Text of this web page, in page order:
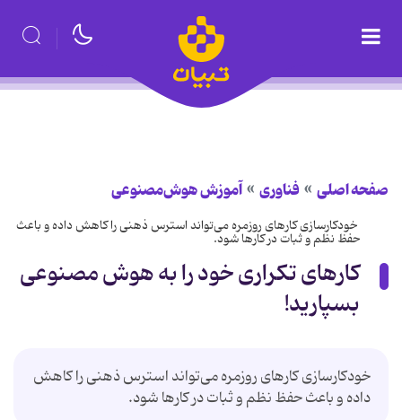
صفحه اصلی فناوری آموزش هوش‌مصنوعی
خودکارسازی کارهای روزمره می‌تواند استرس ذهنی را کاهش داده و باعث
حفظ نظم و ثبات در کارها شود.
کارهای تکراری خود را به هوش مصنوعی
بسپارید!
خودکارسازی کارهای روزمره می‌تواند استرس ذهنی را کاهش
داده و باعث حفظ نظم و ثبات در کارها شود.